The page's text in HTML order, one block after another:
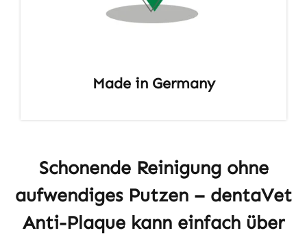
Made in Germany
Schonende Reinigung ohne
aufwendiges Putzen – dentaVet
Anti-Plaque kann einfach über